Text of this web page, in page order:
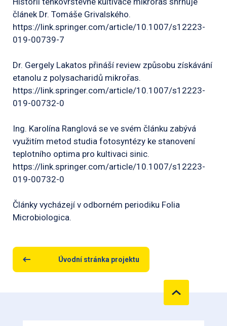
článek Dr. Tomáše Grivalského.
https://link.springer.com/article/10.1007/s12223-
019-00739-7
Dr. Gergely Lakatos přináší review způsobu získávání
etanolu z polysacharidů mikrořas.
https://link.springer.com/article/10.1007/s12223-
019-00732-0
Ing. Karolína Ranglová se ve svém článku zabývá
využitím metod studia fotosyntézy ke stanovení
teplotního optima pro kultivaci sinic.
https://link.springer.com/article/10.1007/s12223-
019-00732-0
Články vycházejí v odborném periodiku Folia
Microbiologica.
Úvodní stránka projektu